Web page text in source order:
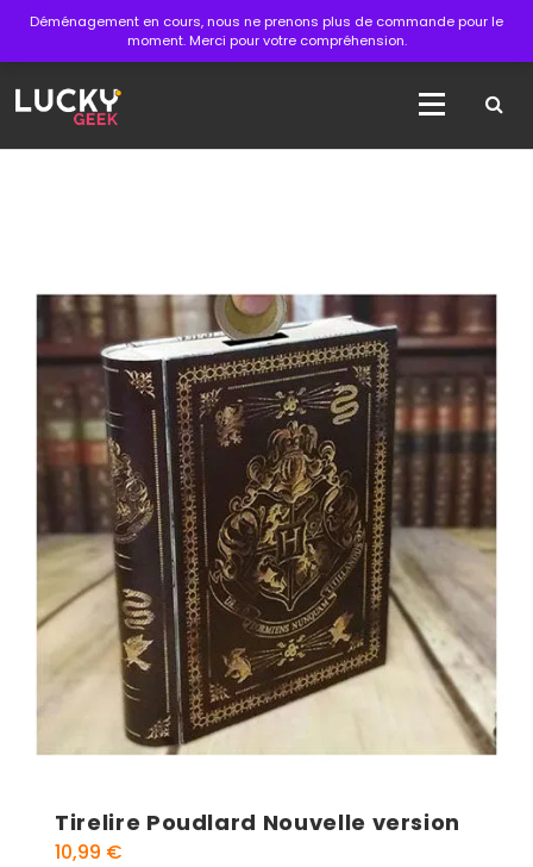
Déménagement en cours, nous ne prenons plus de commande pour le
moment. Merci pour votre compréhension.
Aller
contenu
Tirelire Poudlard Nouvelle version
10,99 €